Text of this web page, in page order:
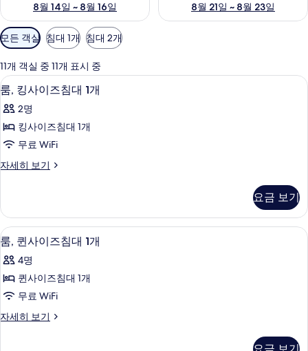
8월 14일 ~ 8월 16일
8월 21일 ~ 8월 23일
객
실
에
사
용
가
능
한
터
모든 객실 침대 1개 침대 2개
11개 객실 중 11개 표시 중
룸,
킹
사
이
침
1
개
사
진
모
두
보
룸, 킹사이즈침대 1개 | 저자극성 침구,
10
룸, 킹사이즈침대 1개
2명
킹사이즈침대 1개
무료 WiFi
자세히 보기
룸,
즈
침
대
1
개
자
히
보
기
요금 보기
룸,
퀸
사
이
침
룸, 퀸사이즈침대 1개 | 저자극성 침구,
10
룸, 퀸사이즈침대 1개
4명
퀸사이즈침대 1개
무료 WiFi
자세히 보기
룸,